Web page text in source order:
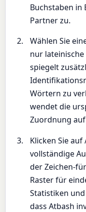
Buchstaben in
Partner zu.
Wählen Sie
nur
spiegelt
Wörtern zu
wendet die
Zuordnung
Klicken Sie
vollständige
der Zeichen-
Raster für
Statistiken
dass Atbash